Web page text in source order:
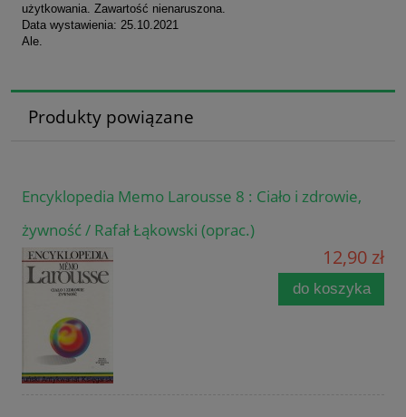
użytkowania. Zawartość nienaruszona.
Data wystawienia: 25.10.2021
Ale.
Produkty powiązane
Encyklopedia Memo Larousse 8 : Ciało i zdrowie,
żywność / Rafał Łąkowski (oprac.)
12,90 zł
do koszyka